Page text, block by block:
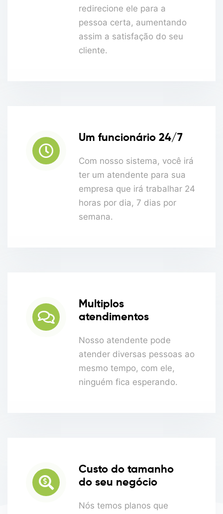
redirecione ele para a
pessoa certa, aumentando
assim a satisfação do seu
cliente.
Um funcionário 24/7
Com nosso sistema, você irá
ter um atendente para sua
empresa que irá trabalhar 24
horas por dia, 7 dias por
semana.
Multiplos
atendimentos
Nosso atendente pode
atender diversas pessoas ao
mesmo tempo, com ele,
ninguém fica esperando.
Custo do tamanho
do seu negócio
Nós temos planos que